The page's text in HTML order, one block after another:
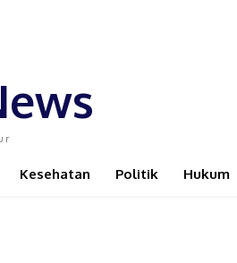
Distrik Isim
Kesehatan Politik Hukum